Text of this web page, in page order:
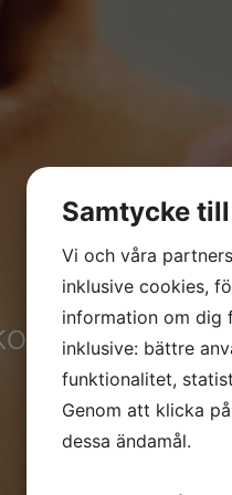
till
Välkommen att
Samtycke
Vi och våra
inklusive cookies,
information om dig
inklusive: bättre
funktionalitet,
Genom att klicka
dessa ändamål.